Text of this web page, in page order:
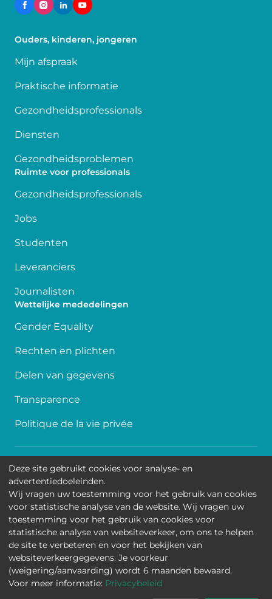
Ouders, kinderen, jongeren
Mijn afspraak
Praktische informatie
Gezondheidsprofessionals
Diensten
Gezondheidsproblemen
Ruimte voor professionals
Gezondheidsprofessionals
Jobs
Studenten
Leveranciers
Journalisten
Wettelijke mededelingen
Gender Equality
Rechten en plichten
Delen van gegevens
Transparence
Politique de la vie privée
Toegankelijkheid
Contact
Cookies
Wettelijke mededelingen
Universitair Kinderziekenhuis Koningin Fabiola • Jean-
Joseph Crocqlaan 15 - 1020 Brussel
Deze site gebruikt cookies voor analyse- en
advertentiedoeleinden.
Wij vragen uw toestemming voor het gebruik van cookies
voor statistische analyse van de website. Wij vragen uw
toestemming voor het gebruik van cookies voor
statistische analyse van websiteverkeer, om ons te helpen
de site te verbeteren en voor het bekijken van
websiteverkeergegevens. Je voorkeur
(weigering/aanvaarding) wordt 6 maanden bewaard.
Voor meer informatie: Privacybeleid